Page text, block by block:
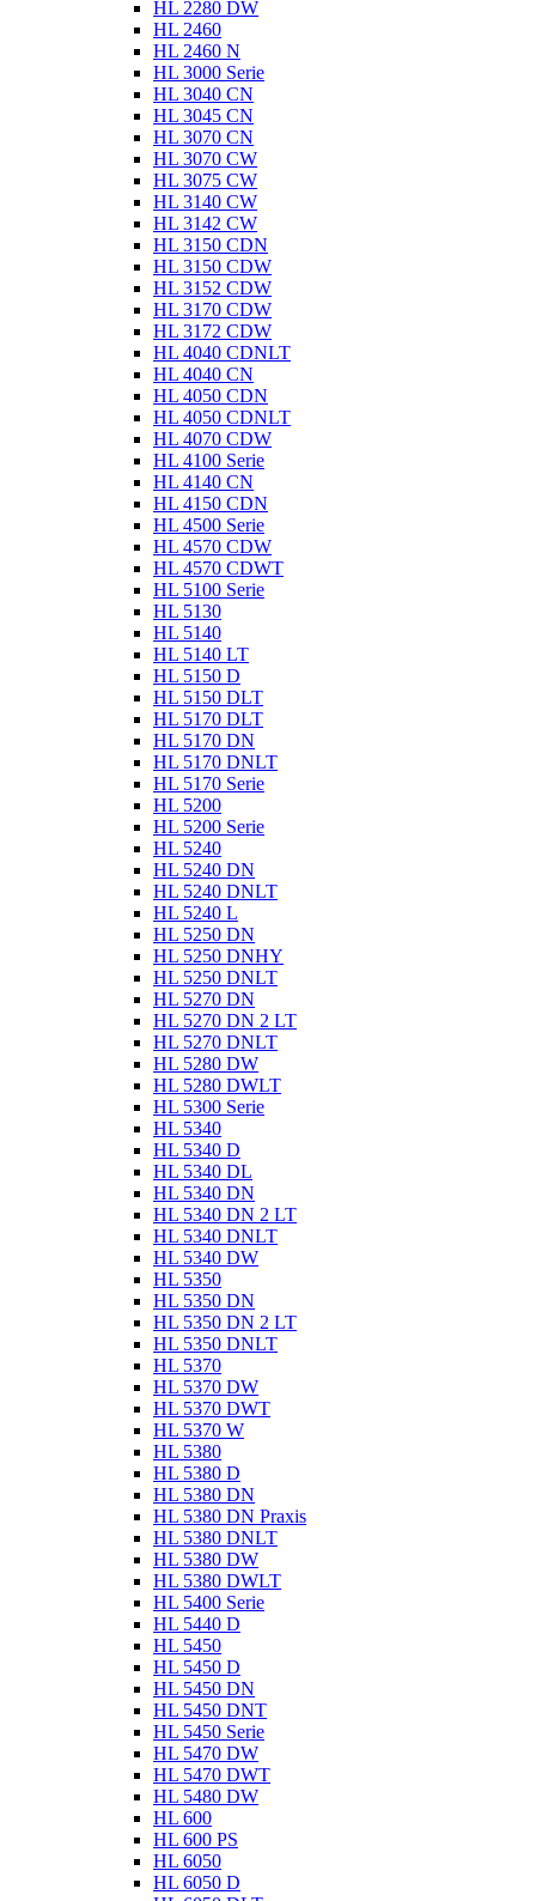
HL 2280 DW
HL 2460
HL 2460 N
HL 3000 Serie
HL 3040 CN
HL 3045 CN
HL 3070 CN
HL 3070 CW
HL 3075 CW
HL 3140 CW
HL 3142 CW
HL 3150 CDN
HL 3150 CDW
HL 3152 CDW
HL 3170 CDW
HL 3172 CDW
HL 4040 CDNLT
HL 4040 CN
HL 4050 CDN
HL 4050 CDNLT
HL 4070 CDW
HL 4100 Serie
HL 4140 CN
HL 4150 CDN
HL 4500 Serie
HL 4570 CDW
HL 4570 CDWT
HL 5100 Serie
HL 5130
HL 5140
HL 5140 LT
HL 5150 D
HL 5150 DLT
HL 5170 DLT
HL 5170 DN
HL 5170 DNLT
HL 5170 Serie
HL 5200
HL 5200 Serie
HL 5240
HL 5240 DN
HL 5240 DNLT
HL 5240 L
HL 5250 DN
HL 5250 DNHY
HL 5250 DNLT
HL 5270 DN
HL 5270 DN 2 LT
HL 5270 DNLT
HL 5280 DW
HL 5280 DWLT
HL 5300 Serie
HL 5340
HL 5340 D
HL 5340 DL
HL 5340 DN
HL 5340 DN 2 LT
HL 5340 DNLT
HL 5340 DW
HL 5350
HL 5350 DN
HL 5350 DN 2 LT
HL 5350 DNLT
HL 5370
HL 5370 DW
HL 5370 DWT
HL 5370 W
HL 5380
HL 5380 D
HL 5380 DN
HL 5380 DN Praxis
HL 5380 DNLT
HL 5380 DW
HL 5380 DWLT
HL 5400 Serie
HL 5440 D
HL 5450
HL 5450 D
HL 5450 DN
HL 5450 DNT
HL 5450 Serie
HL 5470 DW
HL 5470 DWT
HL 5480 DW
HL 600
HL 600 PS
HL 6050
HL 6050 D